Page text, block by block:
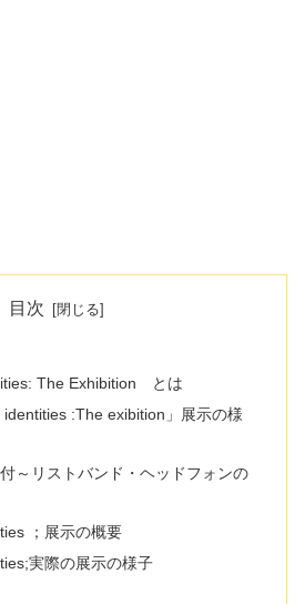
目次
The Exhibition とは
:The exibition」展示の様
～リストバンド・ヘッドフォンの
；展示の概要
実際の展示の様子